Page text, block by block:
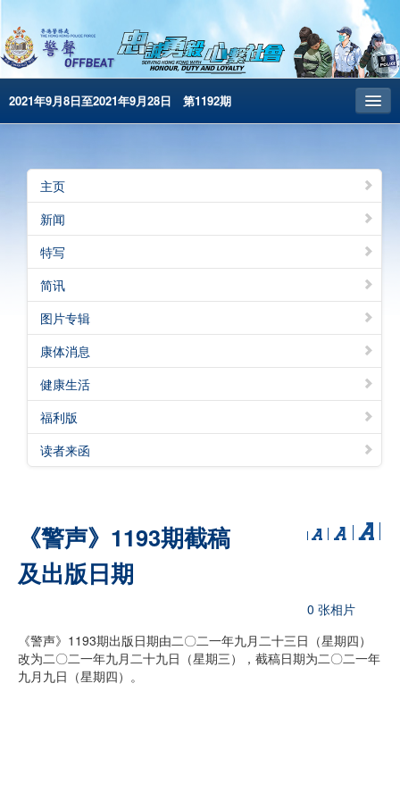
2021年9月8日至2021年9月28日 第1192期
昔日警声
警务处主页
繁體版
English
电子书版
警声特刊
主页
新闻
特写
简讯
图片专辑
康体消息
健康生活
福利版
读者来函
《警声》1193期截稿
及出版日期
0 张相片
《警声》1193期出版日期由二〇二一年九月二十三日（星期四）
改为二〇二一年九月二十九日（星期三），截稿日期为二〇二一年
九月九日（星期四）。